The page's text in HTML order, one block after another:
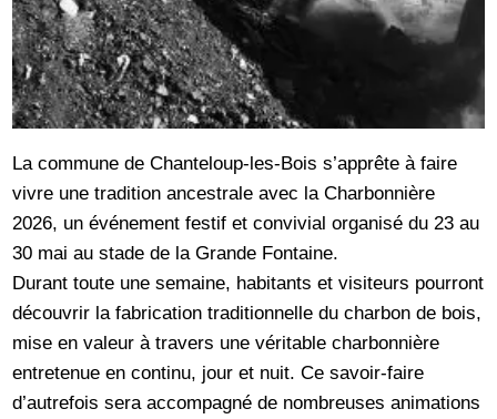
La commune de Chanteloup-les-Bois s’apprête à faire
vivre une tradition ancestrale avec la Charbonnière
2026, un événement festif et convivial organisé du 23 au
30 mai au stade de la Grande Fontaine.
Durant toute une semaine, habitants et visiteurs pourront
découvrir la fabrication traditionnelle du charbon de bois,
mise en valeur à travers une véritable charbonnière
entretenue en continu, jour et nuit. Ce savoir-faire
d’autrefois sera accompagné de nombreuses animations